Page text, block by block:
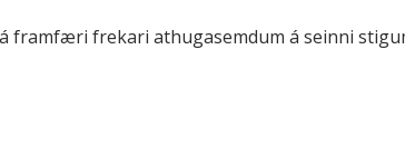
framfæri frekari athugasemdum á seinni